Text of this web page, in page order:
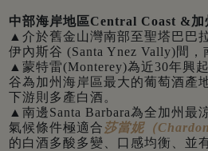
中部海岸地區Central Coast &加
▲介於舊金山灣南部至聖塔巴巴
伊內斯谷 (Santa Ynez Vally)間，
▲蒙特雷(Monterey)為近30年興
谷為加州海岸區最大的葡萄酒產
下游則多產白酒。
▲南邊Santa Barbara為全加州最
氣候條件極適合 莎當妮（
的白酒多酸多變、口感均衡、並